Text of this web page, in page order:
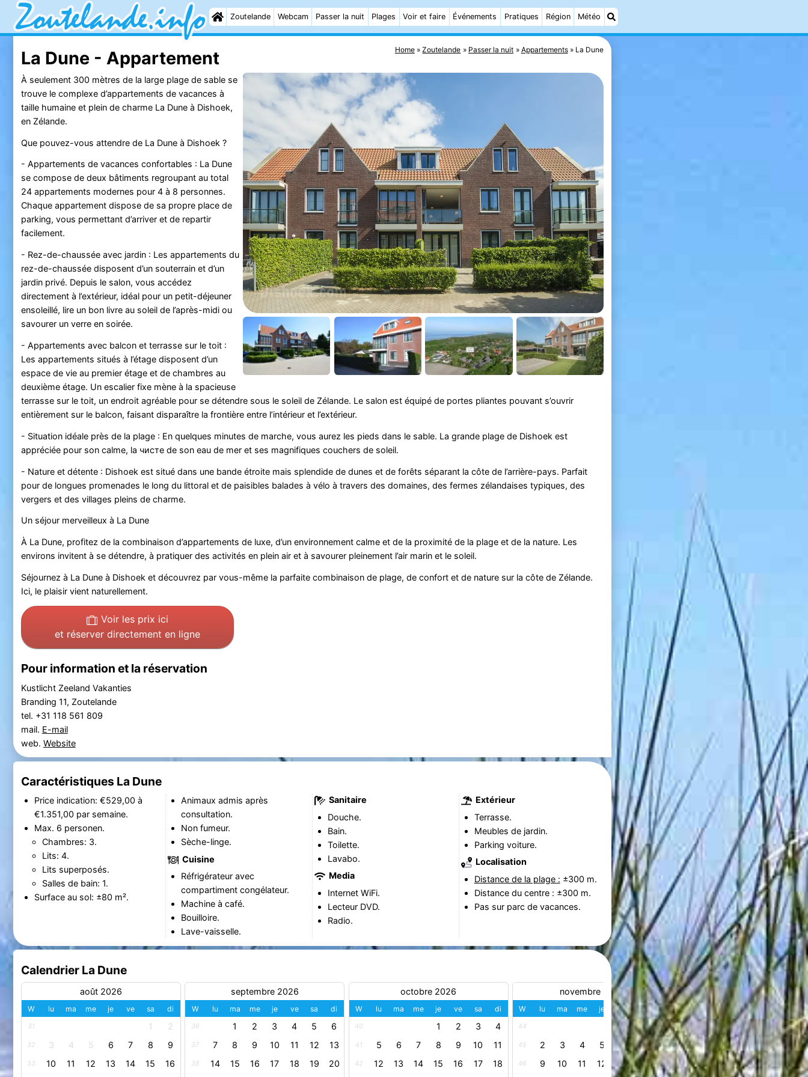
Zoutelande Webcam Passer la nuit Plages Voir et faire Événements Pratiques Région Météo
Home Zoutelande Passer la nuit Appartements La Dune
La Dune - Appartement
À seulement 300 mètres de la large plage de sable se
trouve le complexe d’appartements de vacances à
taille humaine et plein de charme La Dune à Dishoek,
en Zélande.
Que pouvez-vous attendre de La Dune à Dishoek ?
- Appartements de vacances confortables : La Dune
se compose de deux bâtiments regroupant au total
24 appartements modernes pour 4 à 8 personnes.
Chaque appartement dispose de sa propre place de
parking, vous permettant d’arriver et de repartir
facilement.
- Rez-de-chaussée avec jardin : Les appartements du
rez-de-chaussée disposent d’un souterrain et d’un
jardin privé. Depuis le salon, vous accédez
directement à l’extérieur, idéal pour un petit-déjeuner
ensoleillé, lire un bon livre au soleil de l’après-midi ou
savourer un verre en soirée.
- Appartements avec balcon et terrasse sur le toit :
Les appartements situés à l’étage disposent d’un
espace de vie au premier étage et de chambres au
deuxième étage. Un escalier fixe mène à la spacieuse
terrasse sur le toit, un endroit agréable pour se détendre sous le soleil de Zélande. Le salon est équipé de portes pliantes pouvant s’ouvrir
entièrement sur le balcon, faisant disparaître la frontière entre l’intérieur et l’extérieur.
- Situation idéale près de la plage : En quelques minutes de marche, vous aurez les pieds dans le sable. La grande plage de Dishoek est
appréciée pour son calme, la чисте de son eau de mer et ses magnifiques couchers de soleil.
- Nature et détente : Dishoek est situé dans une bande étroite mais splendide de dunes et de forêts séparant la côte de l’arrière-pays. Parfait
pour de longues promenades le long du littoral et de paisibles balades à vélo à travers des domaines, des fermes zélandaises typiques, des
vergers et des villages pleins de charme.
Un séjour merveilleux à La Dune
À La Dune, profitez de la combinaison d’appartements de luxe, d’un environnement calme et de la proximité de la plage et de la nature. Les
environs invitent à se détendre, à pratiquer des activités en plein air et à savourer pleinement l’air marin et le soleil.
Séjournez à La Dune à Dishoek et découvrez par vous-même la parfaite combinaison de plage, de confort et de nature sur la côte de Zélande.
Ici, le plaisir vient naturellement.
Voir les prix ici
et réserver directement en ligne
Pour information et la réservation
Kustlicht Zeeland Vakanties
Branding 11, Zoutelande
tel. +31 118 561 809
mail. E-mail
web. Website
Caractéristiques La Dune
Price indication: €529,00 à
€1.351,00 par semaine.
Max. 6 personen.
Chambres: 3.
Lits: 4.
Lits superposés.
Salles de bain: 1.
Surface au sol: ±80 m².
Animaux admis après
consultation.
Non fumeur.
Sèche-linge.
Cuisine
Réfrigérateur avec
compartiment congélateur.
Machine à café.
Bouilloire.
Lave-vaisselle.
Sanitaire
Douche.
Bain.
Toilette.
Lavabo.
Media
Internet WiFi.
Lecteur DVD.
Radio.
Extérieur
Terrasse.
Meubles de jardin.
Parking voiture.
Localisation
Distance de la plage : ±300 m.
Distance du centre : ±300 m.
Pas sur parc de vacances.
Calendrier La Dune
août 2026
W lu ma me je ve sa di
31 1 2
32 3 4 5 6 7 8 9
33 10 11 12 13 14 15 16
septembre 2026
W lu ma me je ve sa di
36 1 2 3 4 5 6
37 7 8 9 10 11 12 13
38 14 15 16 17 18 19 20
octobre 2026
W lu ma me je ve sa di
40 1 2 3 4
41 5 6 7 8 9 10 11
42 12 13 14 15 16 17 18
novembre 2026
W lu ma me je ve sa di
44 1
45 2 3 4 5 6 7 8
46 9 10 11 12 13 14 15
décembre 2026
W lu ma me je ve
49 1 2 3 4 5
50 7 8 9 10 11
51 14 15 16 17 18